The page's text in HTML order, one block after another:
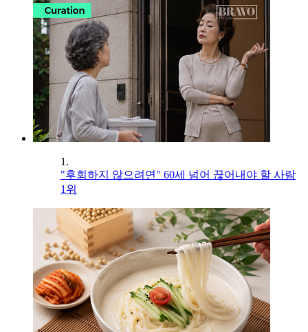
1.
"후회하지 않으려면" 60세 넘어 끊어내야 할 사람
1위